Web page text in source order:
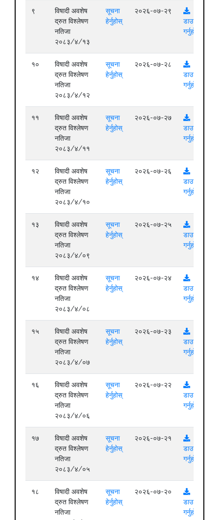
९
विषादी अवशेष
द्रुत विश्लेषण
नतिजा
२०८३/४/१३
सूचना
हेर्नुहोस्
२०२६-०७-२९
डाउनलोड
गर्नुहोस्
१०
विषादी अवशेष
द्रुत विश्लेषण
नतिजा
२०८३/४/१२
सूचना
हेर्नुहोस्
२०२६-०७-२८
डाउनलोड
गर्नुहोस्
११
विषादी अवशेष
द्रुत विश्लेषण
नतिजा
२०८३/४/११
सूचना
हेर्नुहोस्
२०२६-०७-२७
डाउनलोड
गर्नुहोस्
१२
विषादी अवशेष
द्रुत विश्लेषण
नतिजा
२०८३/४/१०
सूचना
हेर्नुहोस्
२०२६-०७-२६
डाउनलोड
गर्नुहोस्
१३
विषादी अवशेष
द्रुत विश्लेषण
नतिजा
२०८३/४/०९
सूचना
हेर्नुहोस्
२०२६-०७-२५
डाउनलोड
गर्नुहोस्
१४
विषादी अवशेष
द्रुत विश्लेषण
नतिजा
२०८३/४/०८
सूचना
हेर्नुहोस्
२०२६-०७-२४
डाउनलोड
गर्नुहोस्
१५
विषादी अवशेष
द्रुत विश्लेषण
नतिजा
२०८३/४/०७
सूचना
हेर्नुहोस्
२०२६-०७-२३
डाउनलोड
गर्नुहोस्
१६
विषादी अवशेष
द्रुत विश्लेषण
नतिजा
२०८३/४/०६
सूचना
हेर्नुहोस्
२०२६-०७-२२
डाउनलोड
गर्नुहोस्
१७
विषादी अवशेष
द्रुत विश्लेषण
नतिजा
२०८३/४/०५
सूचना
हेर्नुहोस्
२०२६-०७-२१
डाउनलोड
गर्नुहोस्
१८
विषादी अवशेष
द्रुत विश्लेषण
नतिजा
सूचना
हेर्नुहोस्
२०२६-०७-२०
डाउनलोड
गर्नुहोस्